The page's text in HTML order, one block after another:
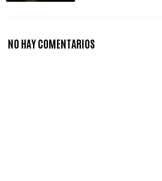
NO HAY COMENTARIOS